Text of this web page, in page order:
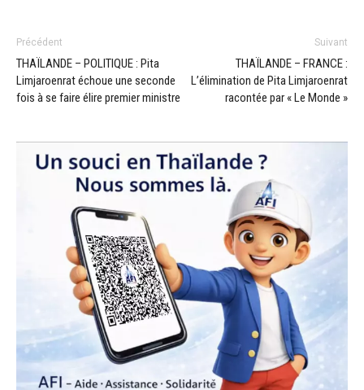
Précédent
THAÏLANDE – POLITIQUE : Pita
Limjaroenrat échoue une seconde
fois à se faire élire premier ministre
Suivant
THAÏLANDE – FRANCE :
L’élimination de Pita Limjaroenrat
racontée par « Le Monde »